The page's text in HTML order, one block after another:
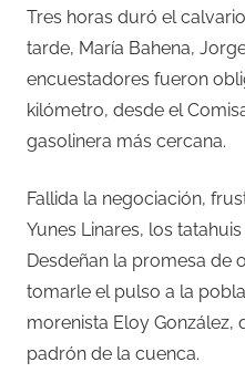
Tres horas duró el
tarde, María Bahena,
encuestadores fueron
kilómetro, desde el
gasolinera más cercana.
Fallida la negociación,
Yunes Linares, los
Desdeñan la promesa de
tomarle el pulso a la
morenista Eloy González,
padrón de la cuenca.